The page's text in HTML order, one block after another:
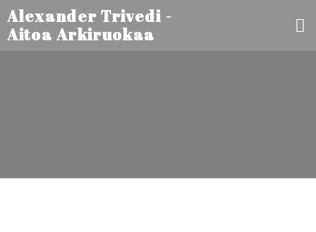
Alexander Trivedi -
Aitoa Arkiruokaa